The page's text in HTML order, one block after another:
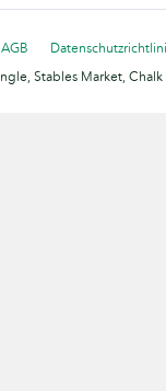
AGB
Stables Market,